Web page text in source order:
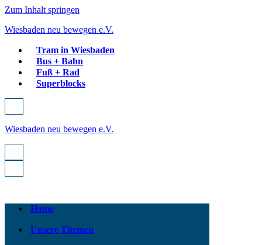
Zum Inhalt springen
Wiesbaden neu bewegen e.V.
Tram in Wiesbaden
Bus + Bahn
Fuß + Rad
Superblocks
Navigationsmenü
Wiesbaden neu bewegen e.V.
Navigationsmenü
Navigationsmenü
Home
Unsere Themen